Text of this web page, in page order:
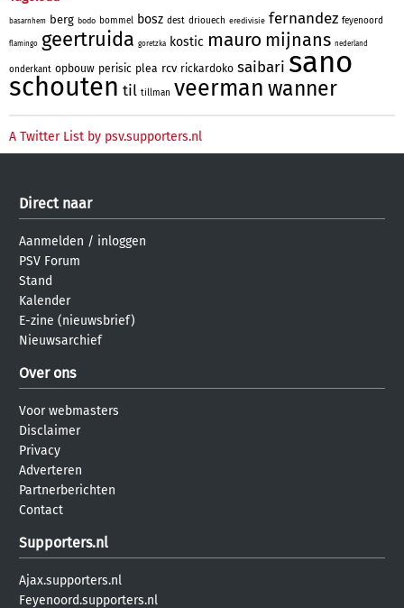
basarnhem berg bodo bommel bosz dest driouech eredivisie fernandez feyenoord
flamingo geertruida goretzka kostic mauro mijnans nederland
onderkant opbouw perisic plea rcv rickardoko saibari sano
schouten til tillman veerman wanner
A Twitter List by psv.supporters.nl
Direct naar
Aanmelden / inloggen
PSV Forum
Stand
Kalender
E-zine (nieuwsbrief)
Nieuwsarchief
Over ons
Voor webmasters
Disclaimer
Privacy
Adverteren
Partnerberichten
Contact
Supporters.nl
Ajax.supporters.nl
Feyenoord.supporters.nl